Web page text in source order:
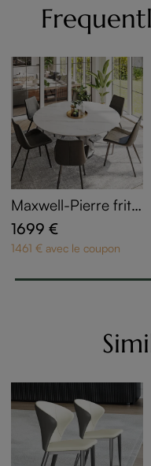
Maxwell-Pierre fritt
ée brillante Tables à
manger
1699 €
1461 € avec le coupon